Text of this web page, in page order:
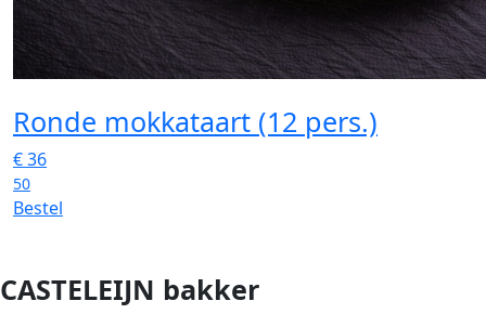
Ronde mokkataart (12 pers.)
€36
50
Bestel
CASTELEIJN bakker